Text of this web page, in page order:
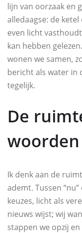
lijn van oorzaak en
alledaagse: de
even licht
kan hebben
wonen we samen,
bericht als water in
tegelijk.
De
woorden
Ik denk aan de
ademt. Tussen
keuzes, licht als
nieuws wijst; wij
stappen we opzij